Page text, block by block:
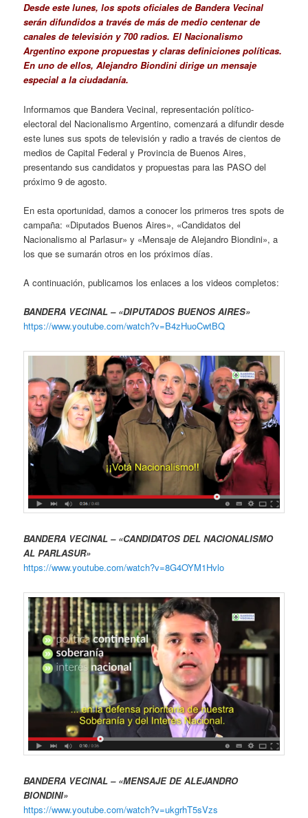
Desde este lunes, los spots oficiales de Bandera Vecinal
serán difundidos a través de más de medio centenar de
canales de televisión y 700 radios. El Nacionalismo
Argentino expone propuestas y claras definiciones políticas.
En uno de ellos, Alejandro Biondini dirige un mensaje
especial a la ciudadanía.
Informamos que Bandera Vecinal, representación político-
electoral del Nacionalismo Argentino, comenzará a difundir desde
este lunes sus spots de televisión y radio a través de cientos de
medios de Capital Federal y Provincia de Buenos Aires,
presentando sus candidatos y propuestas para las PASO del
próximo 9 de agosto.
En esta oportunidad, damos a conocer los primeros tres spots de
campaña: «Diputados Buenos Aires», «Candidatos del
Nacionalismo al Parlasur» y «Mensaje de Alejandro Biondini», a
los que se sumarán otros en los próximos días.
A continuación, publicamos los enlaces a los videos completos:
BANDERA VECINAL – «DIPUTADOS BUENOS AIRES»
https://www.youtube.com/watch?v=B4zHuoCwtBQ
BANDERA VECINAL – «CANDIDATOS DEL NACIONALISMO
AL PARLASUR»
https://www.youtube.com/watch?v=8G4OYM1Hvlo
BANDERA VECINAL – «MENSAJE DE ALEJANDRO
BIONDINI»
https://www.youtube.com/watch?v=ukgrhT5sVzs